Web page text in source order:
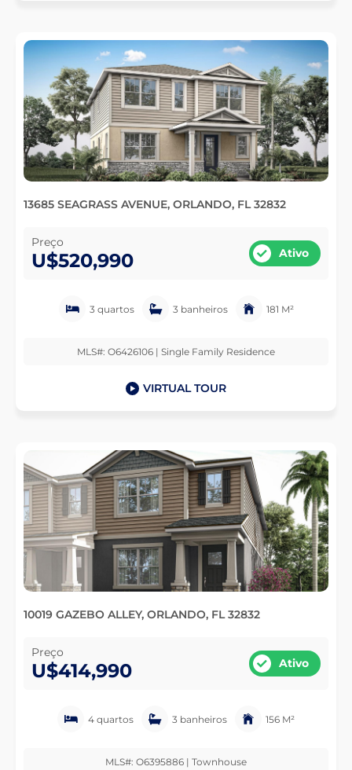
13685 SEAGRASS AVENUE, ORLANDO, FL 32832
Preço
U$520,990 Ativo
3 quartos 3 banheiros 181 M²
MLS#: O6426106 | Single Family Residence
VIRTUAL TOUR
10019 GAZEBO ALLEY, ORLANDO, FL 32832
Preço
U$414,990 Ativo
4 quartos 3 banheiros 156 M²
MLS#: O6395886 | Townhouse